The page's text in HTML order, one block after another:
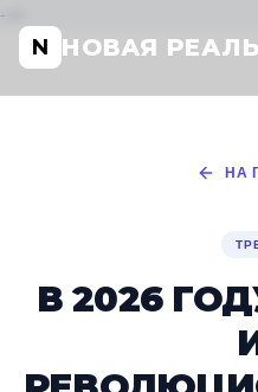
-->
N НОВАЯ
НА
В 2026